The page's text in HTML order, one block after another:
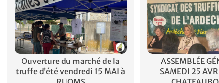
Ouverture du marché de la
truffe d’été vendredi 15 MAI à
ASSEMBLÉE
SAMEDI 25